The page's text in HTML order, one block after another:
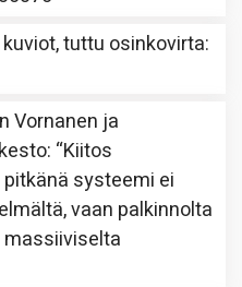
tuttu osinkovirta:
Vornanen ja
: “Kiitos
systeemi ei
vaan palkinnolta